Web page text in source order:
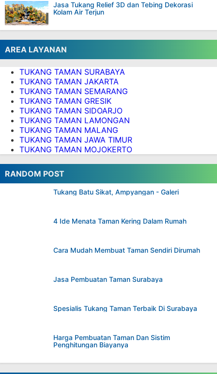
Jasa Tukang Relief 3D dan Tebing Dekorasi
Kolam Air Terjun
AREA LAYANAN
TUKANG TAMAN SURABAYA
TUKANG TAMAN JAKARTA
TUKANG TAMAN SEMARANG
TUKANG TAMAN GRESIK
TUKANG TAMAN SIDOARJO
TUKANG TAMAN LAMONGAN
TUKANG TAMAN MALANG
TUKANG TAMAN JAWA TIMUR
TUKANG TAMAN MOJOKERTO
RANDOM POST
Tukang Batu Sikat, Ampyangan - Galeri
4 Ide Menata Taman Kering Dalam Rumah
Cara Mudah Membuat Taman Sendiri Dirumah
Jasa Pembuatan Taman Surabaya
Spesialis Tukang Taman Terbaik Di Surabaya
Harga Pembuatan Taman Dan Sistim
Penghitungan Biayanya